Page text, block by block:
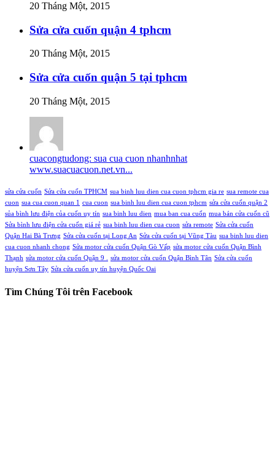
20 Tháng Một, 2015
Sửa cửa cuốn quận 4 tphcm
20 Tháng Một, 2015
Sửa cửa cuốn quận 5 tại tphcm
20 Tháng Một, 2015
cuacongtudong: sua cua cuon nhanhnhat
www.suacuacuon.net.vn...
sửa cửa cuốn Sửa cửa cuốn TPHCM sua binh luu dien cua cuon tphcm gia re sua remote cua
cuon sua cua cuon quan 1 cua cuon sua binh luu dien cua cuon tphcm sửa cửa cuốn quận 2
sủa bình lưu điện của cuốn uy tín sua binh luu dien mua ban cua cuốn mua bán cửa cuốn cũ
Sửa bình lưu điện cửa cuốn giá rẻ sua binh luu dien cua cuon sửa remote Sửa cửa cuốn
Quận Hai Bà Trưng Sửa cửa cuốn tại Long An Sửa cửa cuốn tại Vũng Tàu sua binh luu dien
cua cuon nhanh chong Sửa motor cửa cuốn Quận Gò Vấp sửa motor cửa cuốn Quận Bình
Thạnh sửa motor cửa cuốn Quận 9 . sửa motor cửa cuốn Quận Bình Tân Sửa cửa cuốn
huyện Sơn Tây Sửa cửa cuốn uy tín huyện Quốc Oai
Tìm Chúng Tôi trên Facebook